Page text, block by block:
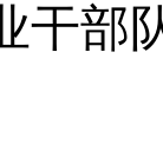
干部